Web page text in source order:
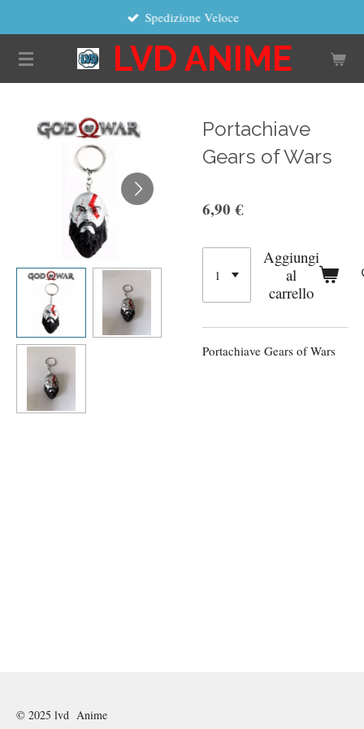
contenuto
principale
LVD ANIME
Spedizione Veloce
Portachiave
Gears of Wars
6,90 €
Aggiungi
al
carrello
Portachiave Gears of Wars
© 2025 lvd Anime